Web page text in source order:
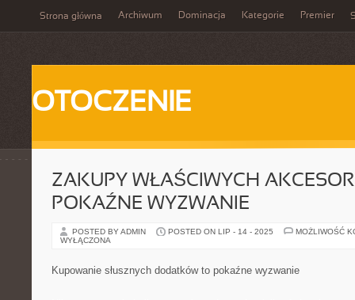
Strona główna Archiwum Dominacja Kategorie Premier
OTOCZENIE
ZAKUPY WŁAŚCIWYCH
POKAŹNE WYZWANIE
POSTED BY ADMIN POSTED ON LIP - 14 - 2025
MOŻLIWOŚĆ
WYŁĄCZONA
Kupowanie słusznych dodatków to pokaźne wyzwanie